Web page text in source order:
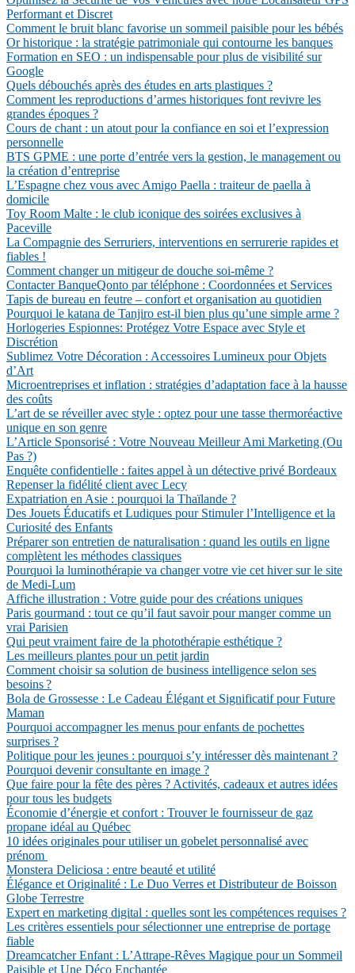
Performant et Discret
Comment le bruit blanc favorise un sommeil paisible pour les bébés
Or historique : la stratégie patrimoniale qui contourne les banques
Formation en SEO : un indispensable pour plus de visibilité sur
Google
Quels débouchés après des études en arts plastiques ?
Comment les reproductions d’armes historiques font revivre les
grandes époques ?
Cours de chant : un atout pour la confiance en soi et l’expression
personnelle
BTS GPME : une porte d’entrée vers la gestion, le management ou
la création d’entreprise
L’Espagne chez vous avec Amigo Paella : traiteur de paella à
domicile
Toy Room Malte : le club iconique des soirées exclusives à
Paceville
La Compagnie des Serruriers, interventions en serrurerie rapides et
fiables !
Comment changer un mitigeur de douche soi-même ?
Contacter BanqueQonto par téléphone : Coordonnées et Services
Tapis de bureau en feutre – confort et organisation au quotidien
Pourquoi le katana de Tanjiro est-il bien plus qu’une simple arme ?
Horlogeries Espionnes: Protégez Votre Espace avec Style et
Discrétion
Sublimez Votre Décoration : Accessoires Lumineux pour Objets
d’Art
Microentreprises et inflation : stratégies d’adaptation face à la hausse
des coûts
L’art de se réveiller avec style : optez pour une tasse thermoréactive
unique en son genre
L’Article Sponsorisé : Votre Nouveau Meilleur Ami Marketing (Ou
Pas ?)
Enquête confidentielle : faites appel à un détective privé Bordeaux
Repenser la fidélité client avec Lecy
Expatriation en Asie : pourquoi la Thaïlande ?
Des Jouets Éducatifs et Ludiques pour Stimuler l’Intelligence et la
Curiosité des Enfants
Préparer son entretien de naturalisation : quand les outils en ligne
complètent les méthodes classiques
Pourquoi la luminothérapie va changer votre vie cet hiver sur le site
de Medi-Lum
Affiche illustration : Votre guide pour des créations uniques
Paris gourmand : tout ce qu’il faut savoir pour manger comme un
vrai Parisien
Qui peut vraiment faire de la photothérapie esthétique ?
Les meilleurs plantes pour un petit jardin
Comment choisir sa solution de business intelligence selon ses
besoins ?
Bola de Grossesse : Le Cadeau Élégant et Significatif pour Future
Maman
Pourquoi accompagner les menus pour enfants de pochettes
surprises ?
Politique pour les jeunes : pourquoi s’y intéresser dès maintenant ?
Pourquoi devenir consultante en image ?
Que faire pour la fête des pères ? Activités, cadeaux et autres idées
pour tous les budgets
Économie d’énergie et confort : Trouver le fournisseur de gaz
propane idéal au Québec
10 idées originales pour utiliser un gobelet personnalisé avec
prénom
Monstera Deliciosa : entre beauté et utilité
Élégance et Originalité : Le Duo Verres et Distributeur de Boisson
Globe Terrestre
Expert en marketing digital : quelles sont les compétences requises ?
Les critères essentiels pour sélectionner une entreprise de portage
fiable
Dreamcatcher Enfant : L’Attrape-Rêves Magique pour un Sommeil
Paisible et Une Déco Enchantée